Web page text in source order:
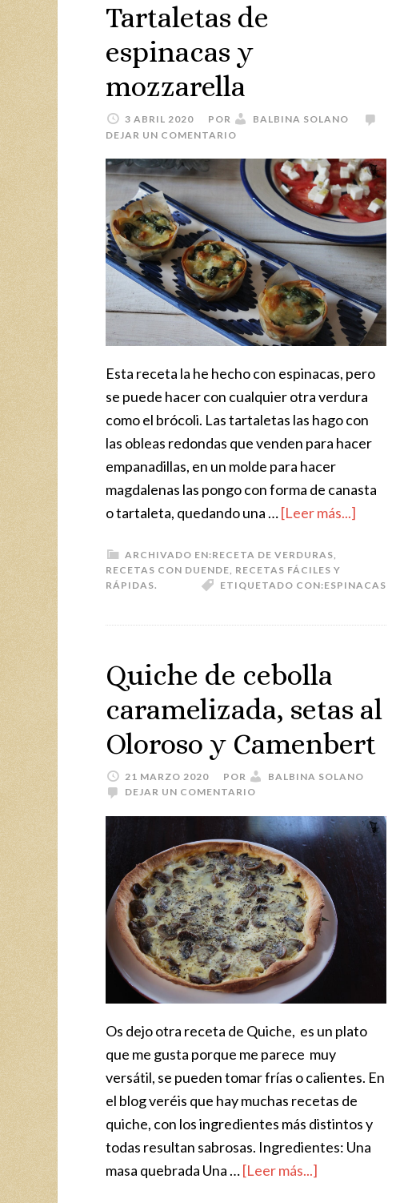
Tartaletas de
espinacas y
mozzarella
3 ABRIL 2020 POR
BALBINA SOLANO
DEJAR UN COMENTARIO
Esta receta la he hecho con espinacas, pero
se puede hacer con cualquier otra verdura
como el brócoli. Las tartaletas las hago con
las obleas redondas que venden para hacer
empanadillas, en un molde para hacer
magdalenas las pongo con forma de canasta
o tartaleta, quedando una …[Leer más...]
ARCHIVADO EN:RECETA DE VERDURAS,
RECETAS CON DUENDE, RECETAS FÁCILES Y
RÁPIDAS.
ETIQUETADO CON:ESPINACAS
Quiche de cebolla
caramelizada, setas al
Oloroso y Camenbert
21 MARZO 2020 POR
BALBINA SOLANO
DEJAR UN COMENTARIO
Os dejo otra receta de Quiche, es un plato
que me gusta porque me parece muy
versátil, se pueden tomar frías o calientes. En
el blog veréis que hay muchas recetas de
quiche, con los ingredientes más distintos y
todas resultan sabrosas. Ingredientes: Una
masa quebrada Una …[Leer más...]